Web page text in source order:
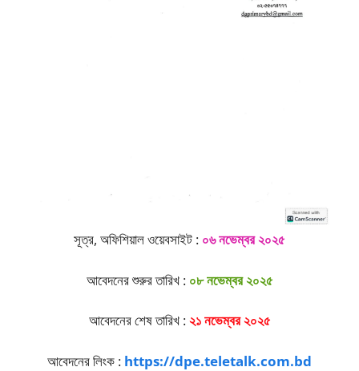
সূত্র, অফিশিয়াল ওয়েবসাইট : ০৬ নভেম্বর ২০২৫
আবেদনের শুরুর তারিখ : ০৮ নভেম্বর ২০২৫
আবেদনের শেষ তারিখ :২১ নভেম্বর ২০২৫
আবেদনের লিংক : https://dpe.teletalk.com.bd